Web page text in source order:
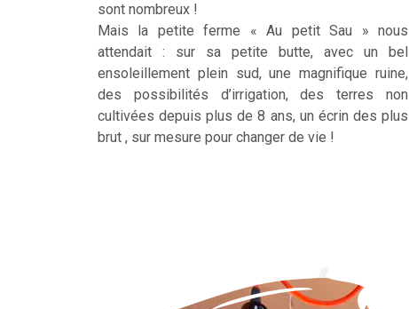
sont nombreux !
Mais la petite ferme « Au petit Sau » nous
attendait : sur sa petite butte, avec un bel
ensoleillement plein sud, une magnifique ruine,
des possibilités d’irrigation, des terres non
cultivées depuis plus de 8 ans, un écrin des plus
brut , sur mesure pour changer de vie !